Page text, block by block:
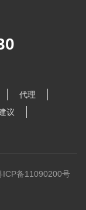
代理
议
ICP备11090200号